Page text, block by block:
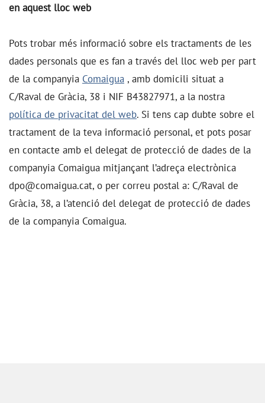
en aquest lloc web
Pots trobar més informació sobre els tractaments de les
dades personals que es fan a través del lloc web per part
de la companyia Comaigua , amb domicili situat a
C/Raval de Gràcia, 38 i NIF B43827971, a la nostra
política de privacitat del web. Si tens cap dubte sobre el
tractament de la teva informació personal, et pots posar
en contacte amb el delegat de protecció de dades de la
companyia Comaigua mitjançant l’adreça electrònica
dpo@comaigua.cat, o per correu postal a: C/Raval de
Gràcia, 38, a l’atenció del delegat de protecció de dades
de la companyia Comaigua.